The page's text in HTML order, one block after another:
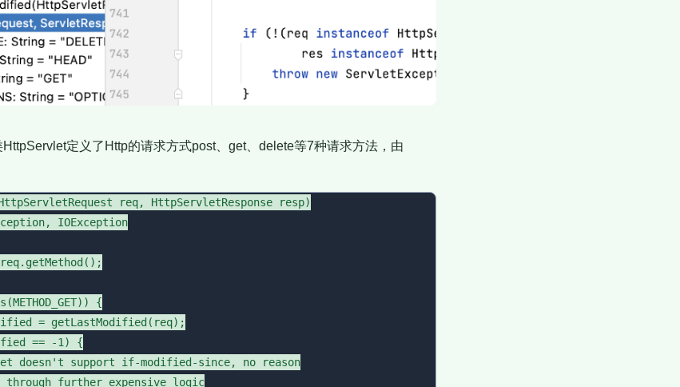
定义了Http的请求方式post、get、delete等7种请求方法，由
req, HttpServletResponse resp)
IOException
{
= getLastModified(req);
== -1) {
doesn't support if-modified-since, no reason
through further expensive logic